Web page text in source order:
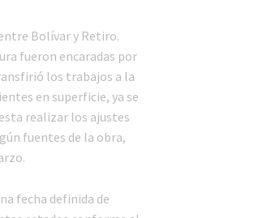
Bolívar y Retiro.
fueron encaradas por
los trabajos a la
en superficie, ya se
realizar los ajustes
fuentes de la obra,
fecha definida de